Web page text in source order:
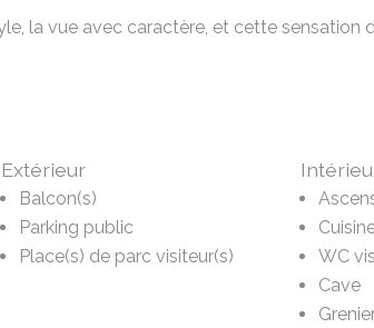
la vue avec caractère, et cette sensation
Extérieur
Balcon(s)
Parking public
Place(s) de parc visiteur(s)
WC
Cave